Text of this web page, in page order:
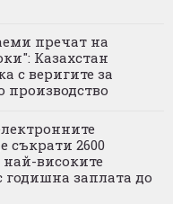
пречат на
Казахстан
с веригите за
производство
2600
високите
годишна заплата до